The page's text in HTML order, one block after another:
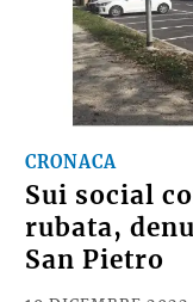
CRONACA
Sui social
rubata,
San Pietro